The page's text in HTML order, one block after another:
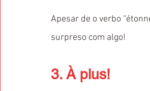
Apesar de o verbo
surpreso com algo!
3. À plus!